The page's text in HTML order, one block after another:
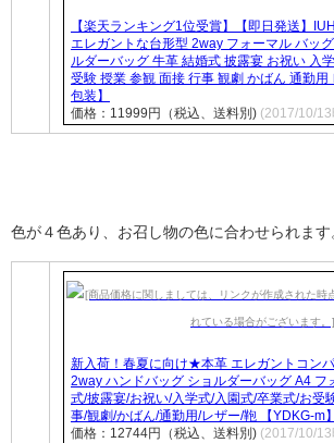
【楽天ランキング1位受賞】【即日発送】
エレガントな台形型 2way フォーマル バッ
ルダーバッグ 牛革 結婚式 披露宴 お祝い 入
受験 授業 参観 面接 行事 観劇 かばん 通勤用
包装】
価格：11999円（税込、送料別) (2017/10/13
色が４色あり、お召し物の色に合わせられます
新入荷！春夏に向け★本革 エレガントコン
2way ハンドバッグ ショルダーバッグ A4 フ
式/披露宴/お祝い/入学式/入園式/卒業式/お受
事/観劇/かばん/通勤用/レザー/鞄 【YDKG-m
価格：12744円（税込、送料別) (2017/10/13